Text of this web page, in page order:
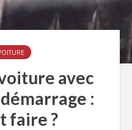
avec
:
faire ?